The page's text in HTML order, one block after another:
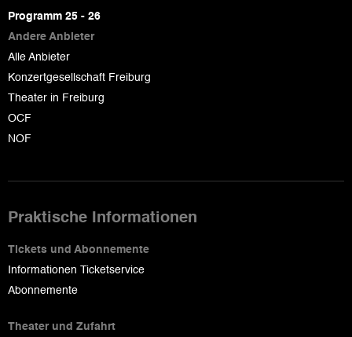
page
Programm 25 - 26
Andere Anbieter
Alle Anbieter
Konzertgesellschaft Freiburg
Theater in Freiburg
OCF
NOF
Praktische Informationen
Tickets und Abonnemente
Informationen Ticketservice
Abonnemente
Theater und Zufahrt